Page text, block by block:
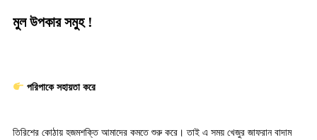
মুল উপকার সমুহ !
পরিপাকে সহায়তা করে
তিরিশের কোঠায় হজমশক্তি আমাদের কমতে শুরু করে। তাই এ সময় খেজুর জাফরান বাদাম